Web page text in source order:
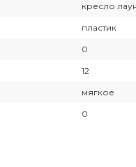
кресло
пластик
0
12
мягкое
0